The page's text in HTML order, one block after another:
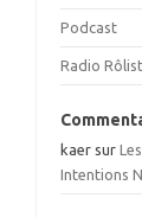
Podcast
Radio
kaer sur
Intentions